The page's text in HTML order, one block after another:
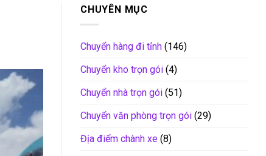
CHUYÊN MỤC
Chuyển hàng đi tỉnh (146)
Chuyển kho trọn gói (4)
Chuyển nhà trọn gói (51)
Chuyển văn phòng trọn gói (29)
Địa điểm chành xe (8)